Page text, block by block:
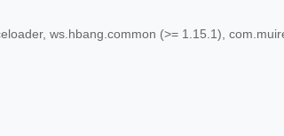
ws.hbang.common (>= 1.15.1),